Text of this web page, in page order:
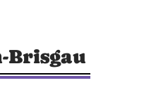
Brisgau